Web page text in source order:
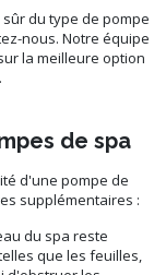
du type de pompe
nous. Notre équipe
la meilleure option
de spa
d'une pompe de
supplémentaires :
du spa reste
que les feuilles,